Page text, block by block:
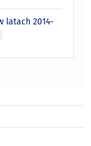
latach 2014-